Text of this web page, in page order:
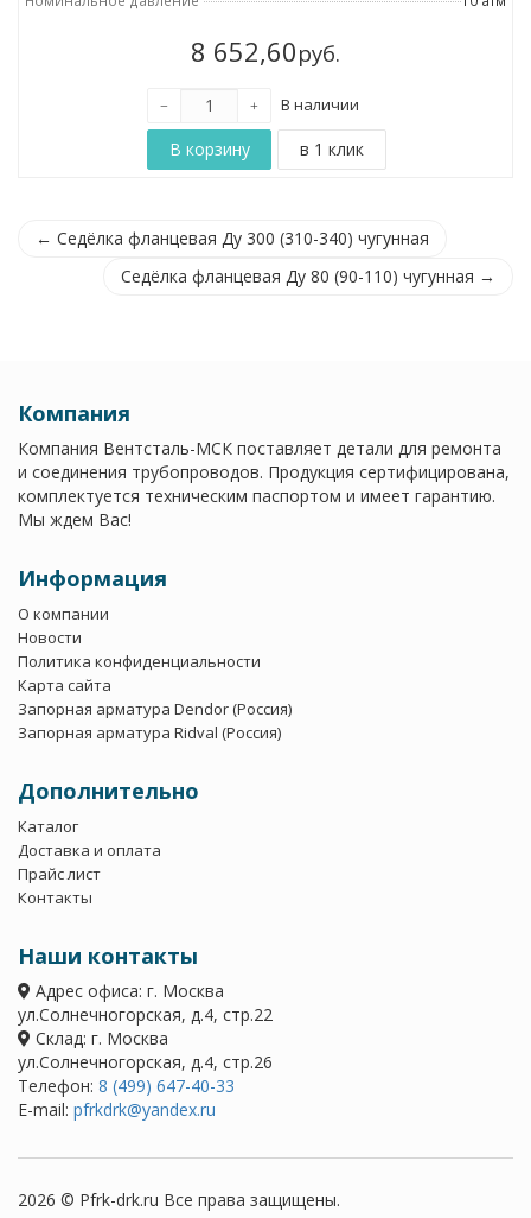
8 652,60руб.
В наличии
← Седёлка фланцевая Ду 300 (310-340) чугунная
Седёлка фланцевая Ду 80 (90-110) чугунная →
Компания
Компания Вентсталь-МСК поставляет детали для ремонта
и соединения трубопроводов. Продукция сертифицирована,
комплектуется техническим паспортом и имеет гарантию.
Мы ждем Вас!
Информация
О компании
Новости
Политика конфиденциальности
Карта сайта
Запорная арматура Dendor (Россия)
Запорная арматура Ridval (Россия)
Дополнительно
Каталог
Доставка и оплата
Прайс лист
Контакты
Наши контакты
Адрес офиса: г. Москва
ул.Солнечногорская, д.4, стр.22
Склад: г. Москва
ул.Солнечногорская, д.4, стр.26
Телефон: 8 (499) 647-40-33
E-mail: pfrkdrk@yandex.ru
2026 © Pfrk-drk.ru Все права защищены.